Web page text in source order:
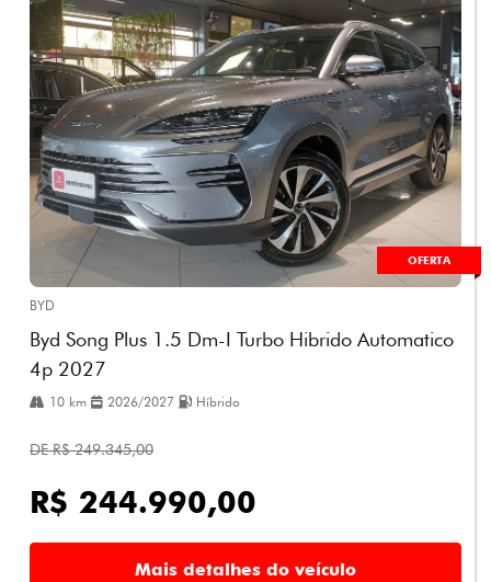
OFERTA
BYD
Byd Song Plus 1.5 Dm-I Turbo Hibrido Automatico
4p 2027
10 km 2026/2027 Híbrido
DE R$ 249.345,00
R$ 244.990,00
Mais detalhes do veículo